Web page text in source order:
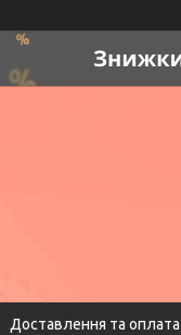
Доставлення та оплата